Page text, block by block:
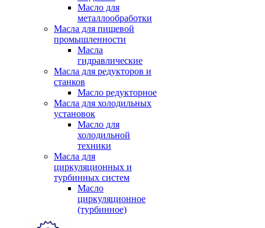
Масло для
металлообработки
Масла для пищевой
промышленности
Масла
гидравлические
Масла для редукторов и
станков
Масло редукторное
Масла для холодильных
установок
Масло для
холодильной
техники
Масла для
циркуляционных и
турбинных систем
Масло
циркуляционное
(турбинное)